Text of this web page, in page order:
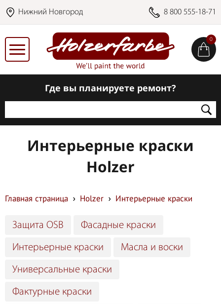
Нижний Новгород 8 800 555-18-71
0
Где вы планируете ремонт?
Интерьерные краски
Holzer
Главная страница Holzer Интерьерные краски
Защита OSB Фасадные краски
Интерьерные краски Масла и воски
Универсальные краски
Фактурные краски